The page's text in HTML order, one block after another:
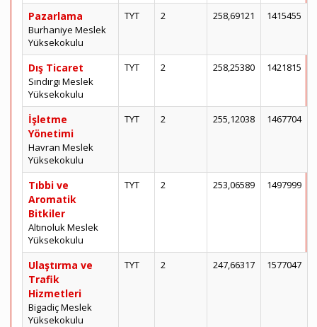
Pazarlama
Burhaniye Meslek
Yüksekokulu
TYT 2 258,69121 1415455
Dış Ticaret
Sındırgı Meslek
Yüksekokulu
TYT 2 258,25380 1421815
İşletme
Yönetimi
Havran Meslek
Yüksekokulu
TYT 2 255,12038 1467704
Tıbbi ve
Aromatik
Bitkiler
Altınoluk Meslek
Yüksekokulu
TYT 2 253,06589 1497999
Ulaştırma ve
Trafik
Hizmetleri
Bigadiç Meslek
Yüksekokulu
TYT 2 247,66317 1577047